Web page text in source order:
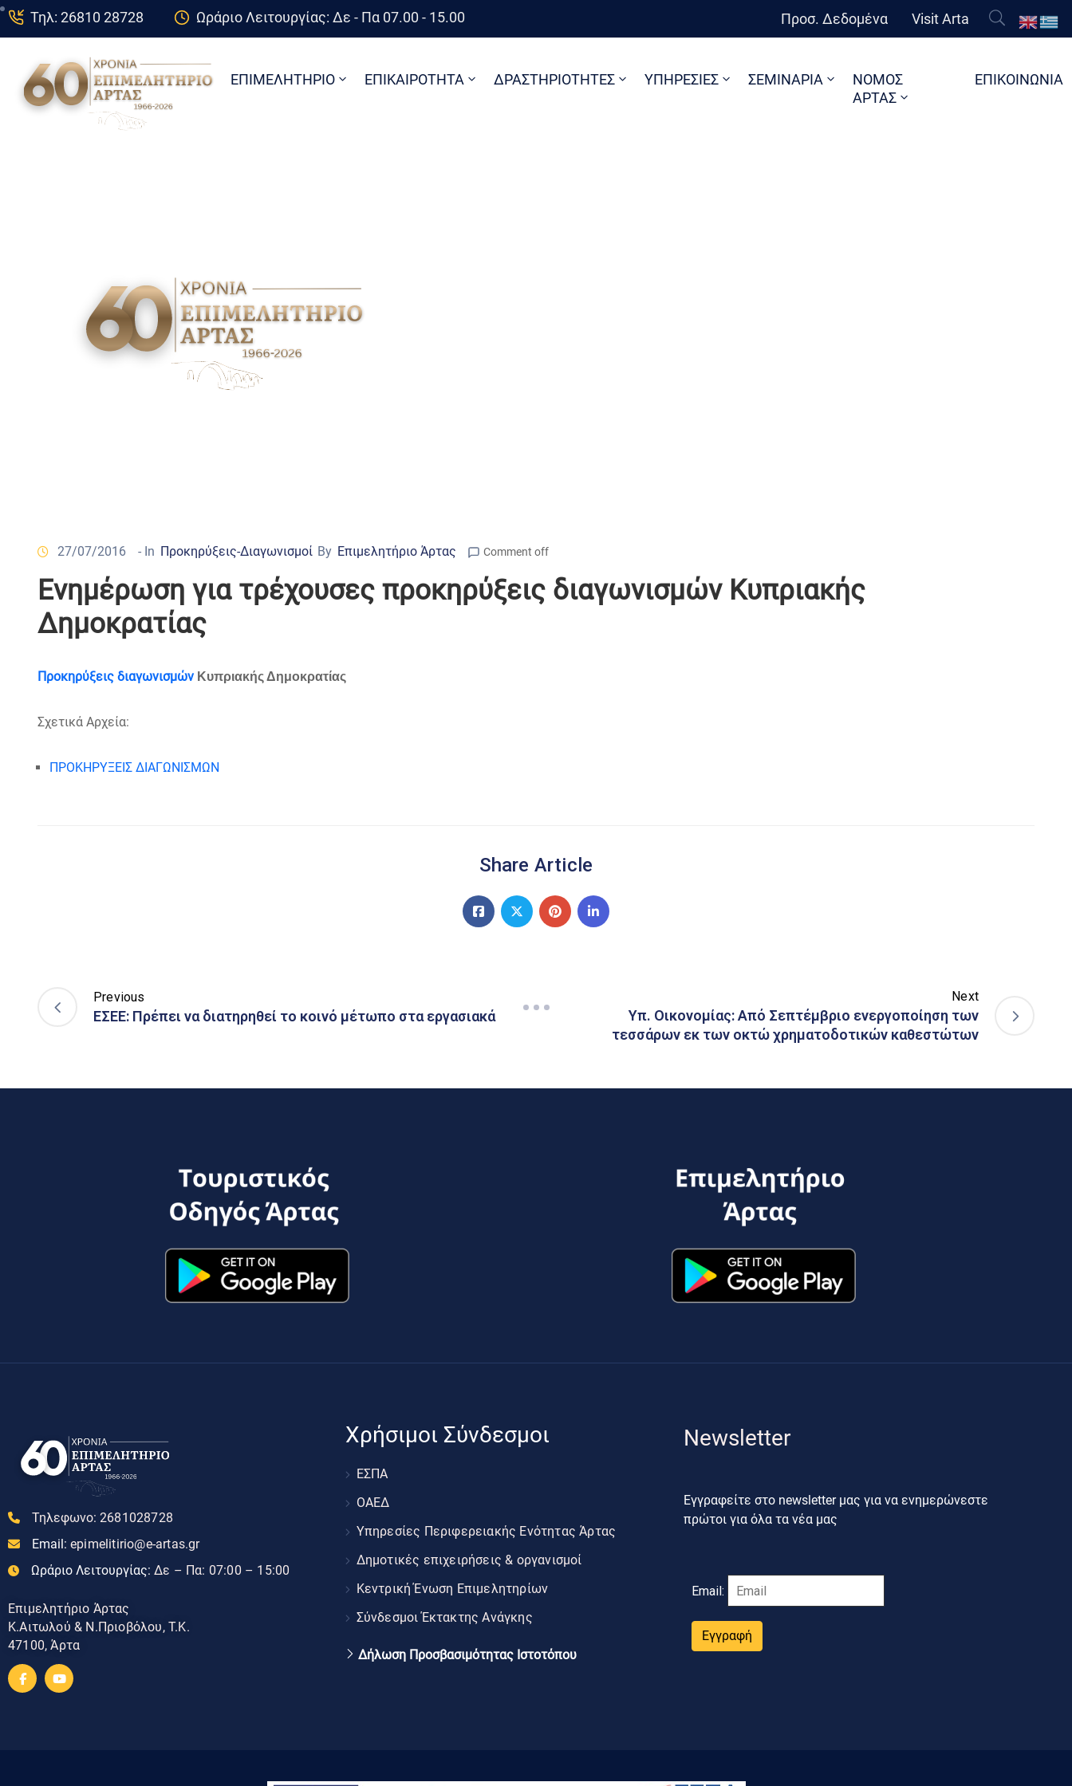
Τηλ: 26810 28728 Ωράριο Λειτουργίας: Δε - Πα 07.00 - 15.00 Προσ. Δεδομένα Visit Arta
ΕΠΙΜΕΛΗΤΗΡΙΟ ΕΠΙΚΑΙΡΟΤΗΤΑ ΔΡΑΣΤΗΡΙΟΤΗΤΕΣ ΥΠΗΡΕΣΙΕΣ ΣΕΜΙΝΑΡΙΑ
ΝΟΜΟΣ
ΑΡΤΑΣ
ΕΠΙΚΟΙΝΩΝΙΑ
27/07/2016 - In Προκηρύξεις-Διαγωνισμοί By Επιμελητήριο Άρτας Comment off
Ενημέρωση για τρέχουσες προκηρύξεις διαγωνισμών Κυπριακής
Δημοκρατίας
Προκηρύξεις διαγωνισμών Κυπριακής Δημοκρατίας
Σχετικά Αρχεία:
ΠΡΟΚΗΡΥΞΕΙΣ ΔΙΑΓΩΝΙΣΜΩΝ
Share Article
Previous
ΕΣΕΕ: Πρέπει να διατηρηθεί το κοινό μέτωπο στα εργασιακά
Next
Υπ. Οικονομίας: Από Σεπτέμβριο ενεργοποίηση των
τεσσάρων εκ των οκτώ χρηματοδοτικών καθεστώτων
Τηλεφωνο: 2681028728
Email: epimelitirio@e-artas.gr
Ωράριο Λειτουργίας: Δε – Πα: 07:00 – 15:00
Επιμελητήριο Άρτας
Κ.Αιτωλού & Ν.Πριοβόλου, Τ.Κ.
47100, Άρτα
Χρήσιμοι Σύνδεσμοι
ΕΣΠΑ
ΟΑΕΔ
Υπηρεσίες Περιφερειακής Ενότητας Άρτας
Δημοτικές επιχειρήσεις & οργανισμοί
Κεντρική Ένωση Επιμελητηρίων
Σύνδεσμοι Έκτακτης Ανάγκης
Δήλωση Προσβασιμότητας Ιστοτόπου
Newsletter
Εγγραφείτε στο newsletter μας για να ενημερώνεστε
πρώτοι για όλα τα νέα μας
Email:
Εγγραφή